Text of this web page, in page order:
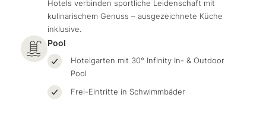
Hotels verbinden sportliche Leidenschaft mit
kulinarischem Genuss – ausgezeichnete Küche
inklusive.
Pool
Hotelgarten mit 30° Infinity In- & Outdoor
Pool
Frei-Eintritte in Schwimmbäder